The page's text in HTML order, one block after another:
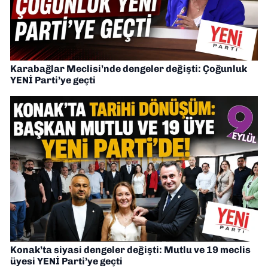
Karabağlar Meclisi’nde dengeler değişti: Çoğunluk
YENİ Parti’ye geçti
Konak’ta siyasi dengeler değişti: Mutlu ve 19 meclis
üyesi YENİ Parti’ye geçti